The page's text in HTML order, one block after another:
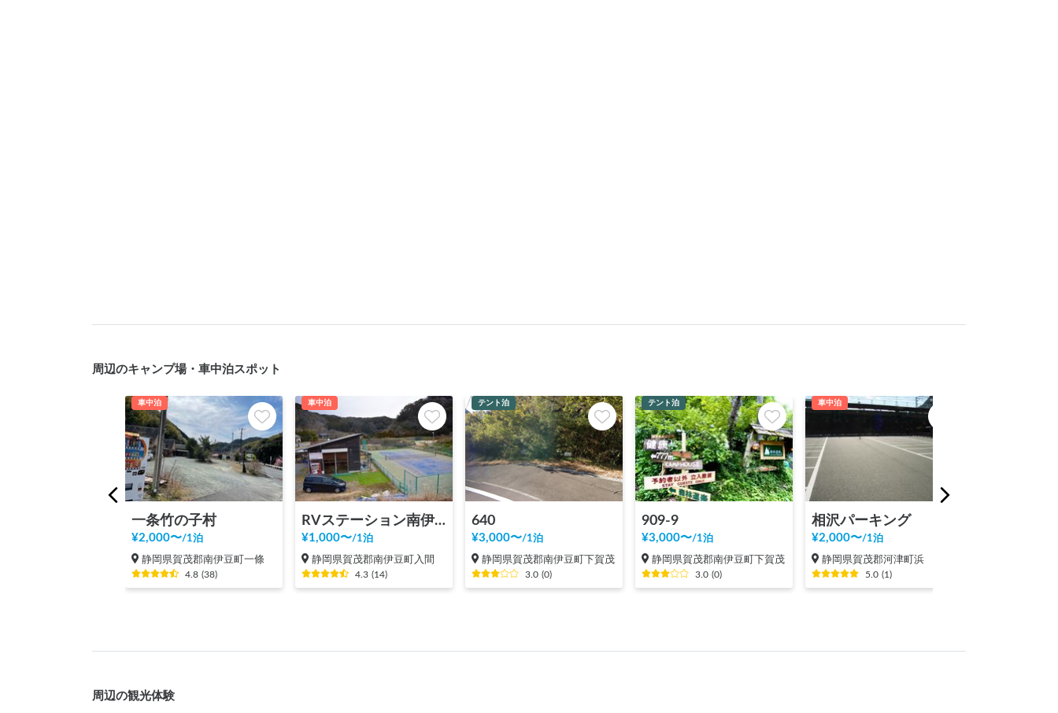
周辺のキャンプ場・車中泊スポット
車中泊
一条竹の子村
¥2,000〜/1泊
静岡県賀茂郡南伊豆町一條
4.8 (38)
車中泊
RVステーション南伊豆さくら
¥1,000〜/1泊
静岡県賀茂郡南伊豆町入間
4.3 (14)
テント泊
640
¥3,000〜/1泊
静岡県賀茂郡南伊豆町下賀茂
3.0 (0)
テント泊
909-9
¥3,000〜/1泊
静岡県賀茂郡南伊豆町下賀茂
3.0 (0)
車中泊
相沢パーキング
¥2,000〜/1泊
静岡県賀茂郡河津町浜
5.0 (1)
周辺の観光体験